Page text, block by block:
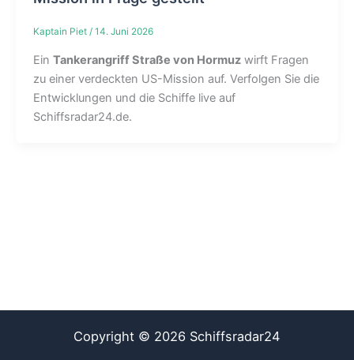
Kaptain Piet / 14. Juni 2026
Ein Tankerangriff Straße von Hormuzwirft Fragen
zu einer verdeckten US-Mission auf. Verfolgen Sie die
Entwicklungen und die Schiffe live auf
Schiffsradar24.de.
Copyright © 2026 Schiffsradar24